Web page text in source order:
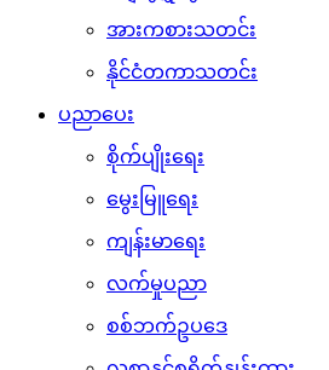
အားကစားသတင်း
နိုင်ငံတကာသတင်း
ပညာပေး
စိုက်ပျိုးရေး
မွေးမြူရေး
ကျန်းမာရေး
လက်မှုပညာ
စစ်ဘက်ဥပဒေ